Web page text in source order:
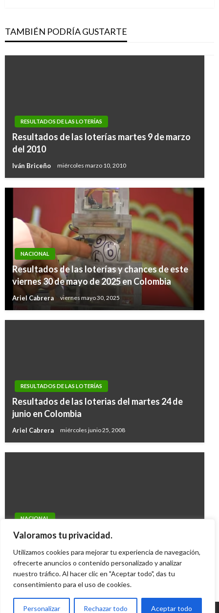
Valoramos tu privacidad.
Utilizamos cookies para mejorar tu experiencia de navegación,
ofrecerte anuncios o contenido personalizado y analizar
nuestro tráfico. Al hacer clic en "Aceptar todo", das tu
consentimiento para el uso de cookies.
Personalizar Rechazar todo Aceptar todo
TAMBIÉN PODRÍA GUSTARTE
RESULTADOS DE LAS LOTERÍAS
Resultados de las loterías martes 9 de marzo
del 2010
Iván Briceño miércoles marzo 10, 2010
NACIONAL
Resultados de las loterías y chances de este
viernes 30 de mayo de 2025 en Colombia
Ariel Cabrera viernes mayo 30, 2025
RESULTADOS DE LAS LOTERÍAS
Resultados de las loterias del martes 24 de
junio en Colombia
Ariel Cabrera miércoles junio 25, 2008
NACIONAL
Resultado de las loterías y chances de este
Ariel Cabrera viernes febrero 3, 2023